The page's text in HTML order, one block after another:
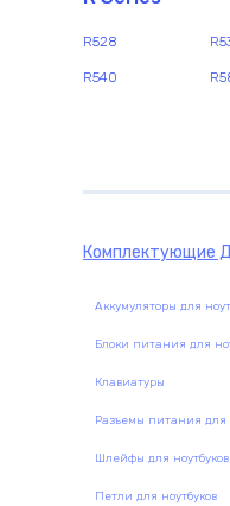
R528
R540
Комплектующие
Аккумуляторы для
Блоки питания для
Клавиатуры
Разъемы питания для
Шлейфы для ноутбуков
Петли для ноутбуков